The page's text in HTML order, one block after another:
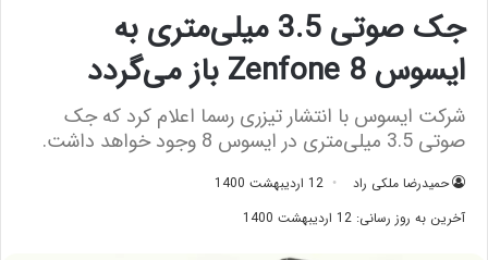
جک صوتی 3.5 میلی‌متری به
ایسوس Zenfone 8 باز می‌گردد
شرکت ایسوس با انتشار تیزری رسما اعلام کرد که جک
صوتی 3.5 میلی‌متری در ایسوس 8 وجود خواهد داشت.
حمیدرضا ملکی راد
12 اردیبهشت 1400
آخرین به روز رسانی: 12 اردیبهشت 1400